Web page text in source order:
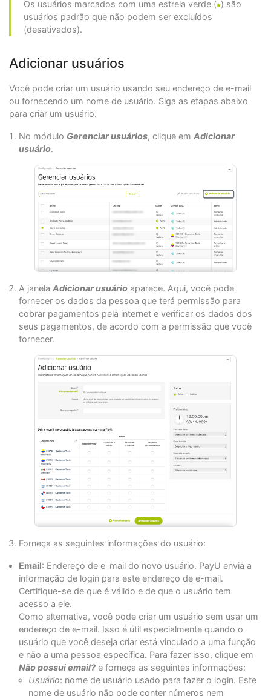
Os usuários marcados com uma estrela verde ( ) são
usuários padrão que não podem ser excluídos
(desativados).
Adicionar usuários
Você pode criar um usuário usando seu endereço de e-mail
ou fornecendo um nome de usuário. Siga as etapas abaixo
para criar um usuário.
No módulo Gerenciar usuários, clique em Adicionar
usuário.
A janela Adicionar usuário aparece. Aqui, você pode
fornecer os dados da pessoa que terá permissão para
cobrar pagamentos pela internet e verificar os dados dos
seus pagamentos, de acordo com a permissão que você
fornecer.
Forneça as seguintes informações do usuário:
Email: Endereço de e-mail do novo usuário. PayU envia a
informação de login para este endereço de e-mail.
Certifique-se de que é válido e de que o usuário tem
acesso a ele.
Como alternativa, você pode criar um usuário sem usar um
endereço de e-mail. Isso é útil especialmente quando o
usuário que você deseja criar está vinculado a uma função
e não a uma pessoa específica. Para fazer isso, clique em
Não possui email? e forneça as seguintes informações:
Usuário: nome de usuário usado para fazer o login. Este
nome de usuário não pode conter números nem